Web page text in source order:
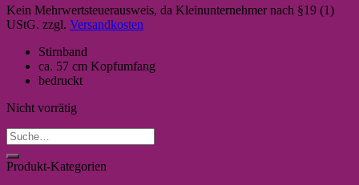
Kein Mehrwertsteuerausweis, da Kleinunternehmer nach §19 (1)
UStG. zzgl. Versandkosten
Stirnband
ca. 57 cm Kopfumfang
bedruckt
Nicht vorrätig
Suche
nach:
Produkt-Kategorien